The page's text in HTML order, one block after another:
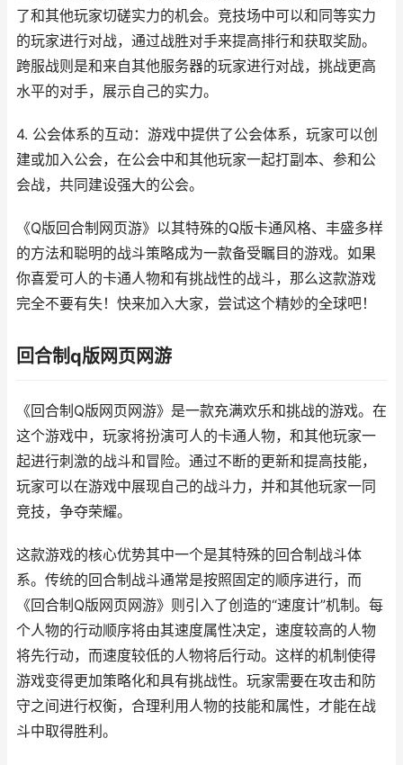
了和其他玩家切磋实力的机会。竞技场中可以和同等实力
的玩家进行对战，通过战胜对手来提高排行和获取奖励。
跨服战则是和来自其他服务器的玩家进行对战，挑战更高
水平的对手，展示自己的实力。
4. 公会体系的互动：游戏中提供了公会体系，玩家可以创
建或加入公会，在公会中和其他玩家一起打副本、参和公
会战，共同建设强大的公会。
《Q版回合制网页游》以其特殊的Q版卡通风格、丰盛多样
的方法和聪明的战斗策略成为一款备受瞩目的游戏。如果
你喜爱可人的卡通人物和有挑战性的战斗，那么这款游戏
完全不要有失！快来加入大家，尝试这个精妙的全球吧！
回合制q版网页网游
《回合制Q版网页网游》是一款充满欢乐和挑战的游戏。在
这个游戏中，玩家将扮演可人的卡通人物，和其他玩家一
起进行刺激的战斗和冒险。通过不断的更新和提高技能，
玩家可以在游戏中展现自己的战斗力，并和其他玩家一同
竞技，争夺荣耀。
这款游戏的核心优势其中一个是其特殊的回合制战斗体
系。传统的回合制战斗通常是按照固定的顺序进行，而
《回合制Q版网页网游》则引入了创造的“速度计”机制。每
个人物的行动顺序将由其速度属性决定，速度较高的人物
将先行动，而速度较低的人物将后行动。这样的机制使得
游戏变得更加策略化和具有挑战性。玩家需要在攻击和防
守之间进行权衡，合理利用人物的技能和属性，才能在战
斗中取得胜利。